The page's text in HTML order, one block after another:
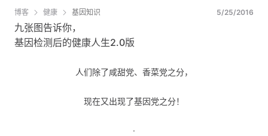
博客 健康 基因知识 5/25/2016
九张图告诉你，
基因检测后的健康人生2.0版
人们除了咸甜党、香菜党之分，
现在又出现了基因党之分！
·